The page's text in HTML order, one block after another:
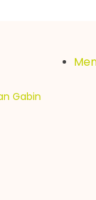
Gabin